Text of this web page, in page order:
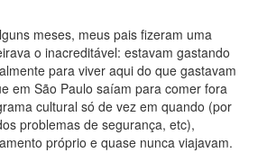
meses, meus pais fizeram uma
o inacreditável: estavam gastando
para viver aqui do que gastavam
em São Paulo saíam para comer fora
cultural só de vez em quando (por
problemas de segurança, etc),
próprio e quase nunca viajavam.